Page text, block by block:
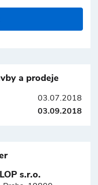
a prodeje
03.07.2018
03.09.2018
s.r.o.